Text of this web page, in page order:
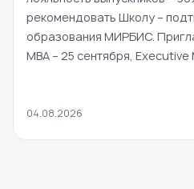
рекомендовать Школу –
образования МИРБИС.
MBA – 25 сентября, Executive
04.08.2026